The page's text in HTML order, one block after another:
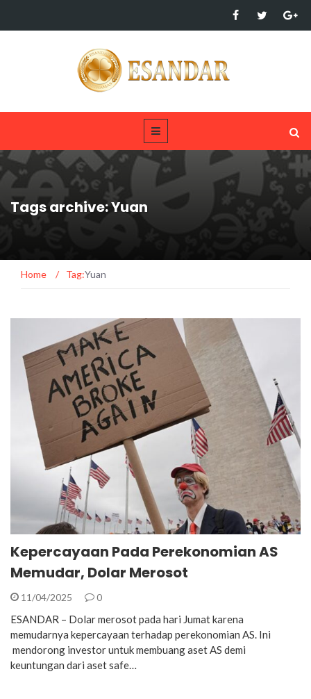
Tags archive: Yuan
Home / Tag:Yuan
Kepercayaan Pada Perekonomian AS
Memudar, Dolar Merosot
11/04/2025 0
ESANDAR – Dolar merosot pada hari Jumat karena
memudarnya kepercayaan terhadap perekonomian AS. Ini
mendorong investor untuk membuang aset AS demi
keuntungan dari aset safe…